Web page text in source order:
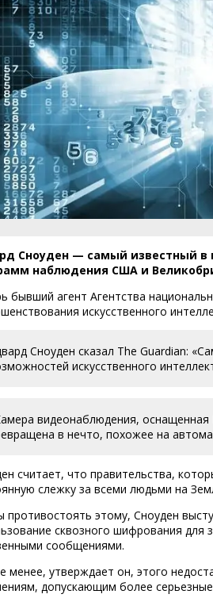
Сноуден — самый известный
наблюдения США и
бывший агент Агентства
искусственного
Сноуден сказал The Guardian:
искусственного
видеонаблюдения,
в нечто, похожее на
считает, что правительства,
слежку за всеми людьми на
противостоять этому, Сноуден
сквозного шифрования для
сообщениями.
менее, утверждает он, этого
допускающим более